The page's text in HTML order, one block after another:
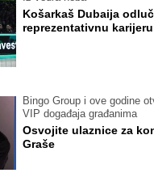
Košarkaš Dubaija
reprezentativnu
Bingo Group i ove godine
VIP događaja građanima
Osvojite ulaznice za
Graše